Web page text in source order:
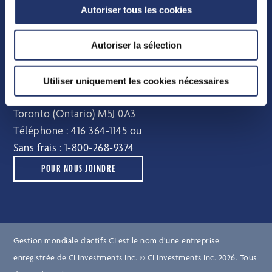
Autoriser tous les cookies
Autoriser la sélection
Utiliser uniquement les cookies nécessaires
Comité indépendant de révision
Pour nous joindre
15, York Street, 2eétage
Toronto (Ontario) M5J 0A3
Téléphone :416 364‑1145 ou
Sans frais : 1‑800‑268‑9374
POUR NOUS JOINDRE
Gestion mondiale d’actifs CI est le nom d’une entreprise
enregistrée de CI Investments Inc. © CI Investments Inc. 2026. Tous